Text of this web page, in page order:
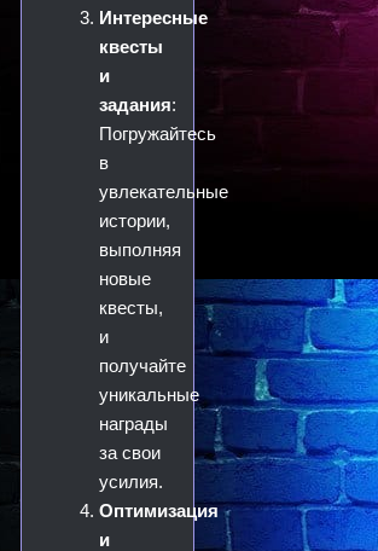
Интересные
квесты
и
задания:
Погружайтесь
в
увлекательные
истории,
выполняя
новые
квесты,
и
получайте
уникальные
награды
за свои
усилия.
Оптимизация
и